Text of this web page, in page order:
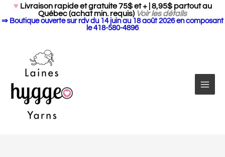
Search
for:
♥ Livraison rapide et gratuite 75$ et + | 8,95$ partout au
Québec (achat min. requis) Voir les détails
⇒ Boutique ouverte sur rdv du 14 juin au 18 août 2026 en composant
le 418-580-4896